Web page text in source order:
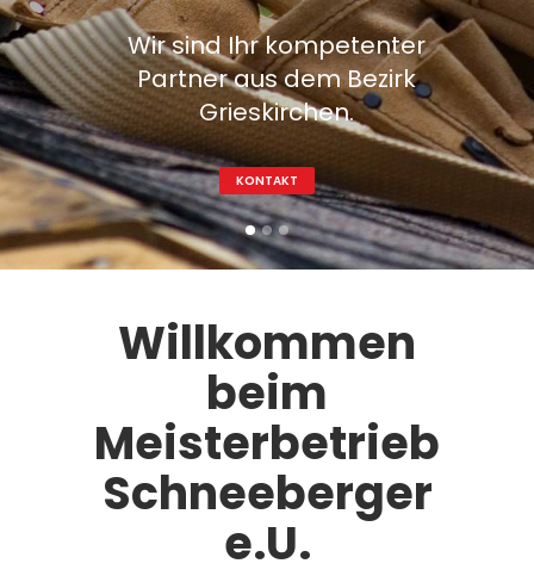
Wir sind Ihr kompetenter
Partner aus dem Bezirk
Grieskirchen.
KONTAKT
Willkommen
beim
Meisterbetrieb
Schneeberger
e.U.